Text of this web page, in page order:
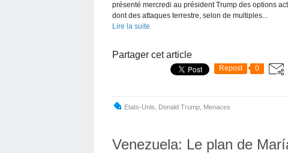
présenté mercredi au président Trump des options
dont des attaques terrestre, selon de multiples...
Lire la suite
Partager cet article
Repost 0
Etats-Unis Donald Trump Menaces
Venezuela: Le plan de